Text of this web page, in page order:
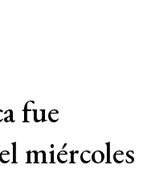
fue
miércoles